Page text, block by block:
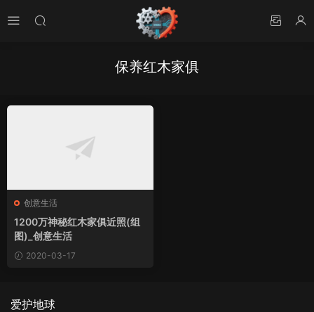
保养红木家俱
创意生活
1200万神秘红木家俱近照(组
图)_创意生活
2020-03-17
爱护地球